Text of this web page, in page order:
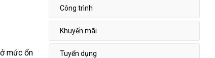
mức ổn
Công trình
Khuyến mãi
Tuyển dụng